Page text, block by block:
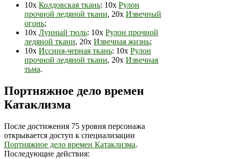
10х Колдовская ткань: 10х Рулон
прочной ледяной ткани, 20х Извечный
огонь;
10х Лунный тюль: 10х Рулон прочной
ледяной ткани, 20х Извечная жизнь;
10х Иссиня-черная ткань: 10х Рулон
прочной ледяной ткани, 20х Извечная
тьма.
Портняжное дело времен
Катаклизма
После достижения 75 уровня персонажа
открывается доступ к специализации
Портняжное дело времен Катаклизма.
Последующие действия: